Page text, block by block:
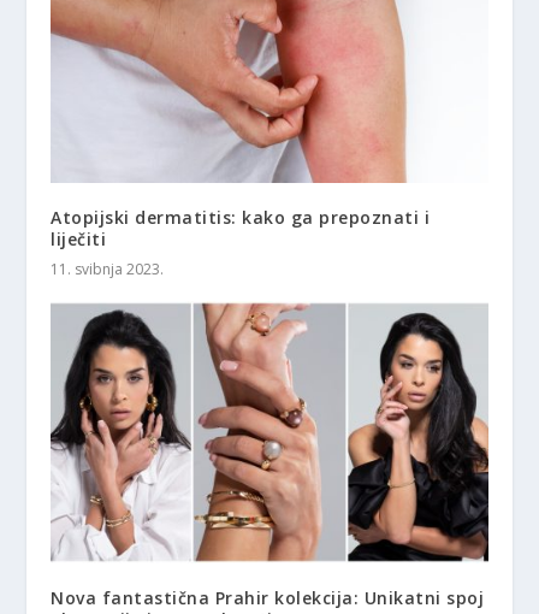
Atopijski dermatitis: kako ga prepoznati i
liječiti
11. svibnja 2023.
Nova fantastična Prahir kolekcija: Unikatni spoj